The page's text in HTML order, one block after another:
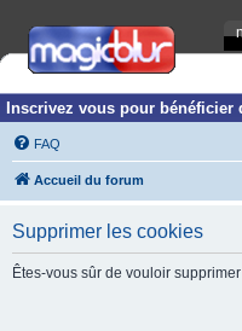
Inscrivez vous pour
FAQ
Accueil du forum
Supprimer les cookies
Êtes-vous sûr de vouloir